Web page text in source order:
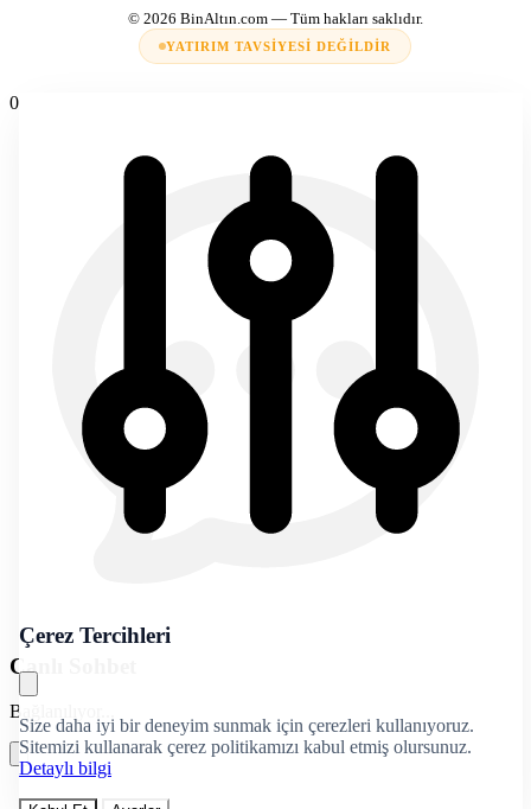
© 2026 BinAltın.com— Tüm hakları saklıdır.
YATIRIM TAVSIYESI DEĞILDIR
Çerez Tercihleri
Size daha iyi bir deneyim sunmak için çerezleri kullanıyoruz.
Sitemizi kullanarak çerez politikamızı kabul etmiş olursunuz.
Detaylı bilgi
0
Canlı Sohbet
Bağlanılıyor...